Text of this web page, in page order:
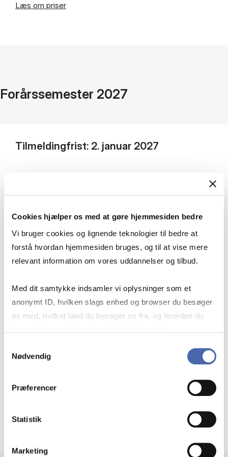
Cookies hjælper os med at gøre hjemmesiden bedre
Vi bruger cookies og lignende teknologier til bedre at
forstå hvordan hjemmesiden bruges, og til at vise mere
relevant information om vores uddannelser og tilbud.
Med dit samtykke indsamler vi oplysninger som et
anonymt ID, hvilken slags enhed og browser du besøger
os med, hvilket land du besøger os fra, og hvordan du
markedsføring. Du bestemmer selv - og kan altid trække
Nødvendig
Præferencer
Statistik
Marketing
Læs om priser
Forårssemester 2027
Tilmeldingfrist: 2. januar 2027
foregår på engelsk.
Bemærk! Kurset inkluderer en undervisningsdag
på campus. Undervisningsdagen på campus vil
blive streamet og optaget i tilfælde af, at du
Sprog:Engelsk
Pre-recorded
1:1 session:
Eksamen